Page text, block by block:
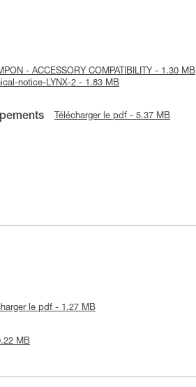
- ACCESSORY COMPATIBILITY - 1.30 MB
notice-LYNX-2 - 1.83 MB
Télécharger le pdf - 5.37 MB
le pdf - 1.27 MB
MB